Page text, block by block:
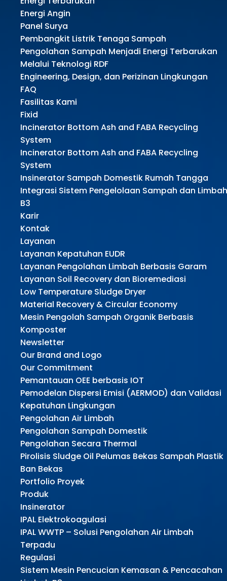
Energi Angin
Panel Surya
Pembangkit Listrik Tenaga Sampah
Pengolahan Sampah Menjadi Energi Terbarukan
Melalui Teknologi RDF
Engineering, Design, dan Perizinan Lingkungan
FAQ
Fasilitas Kami
Fixid
Incinerator Bottom Ash and FABA Recycling
System
Incinerator Bottom Ash and FABA Recycling
System
Insinerator Sampah Domestik Rumah Tangga
Integrasi Sistem Pengelolaan Sampah dan Limbah
B3
Karir
Kontak
Layanan
Layanan Kepatuhan EUDR
Layanan Pengolahan Limbah Berbasis Garam
Layanan Soil Recovery dan Bioremediasi
Low Temperature Sludge Dryer
Material Recovery & Circular Economy
Mesin Pengolah Sampah Organik Berbasis
Komposter
Newsletter
Our Brand and Logo
Our Commitment
Pemantauan OEE berbasis IOT
Pemodelan Dispersi Emisi (AERMOD) dan Validasi
Kepatuhan Lingkungan
Pengolahan Air Limbah
Pengolahan Sampah Domestik
Pengolahan Secara Thermal
Pirolisis Sludge Oil Pelumas Bekas Sampah Plastik
Ban Bekas
Portfolio Proyek
Produk
Insinerator
IPAL Elektrokoagulasi
IPAL WWTP – Solusi Pengolahan Air Limbah
Terpadu
Regulasi
Sistem Mesin Pencucian Kemasan & Pencacahan